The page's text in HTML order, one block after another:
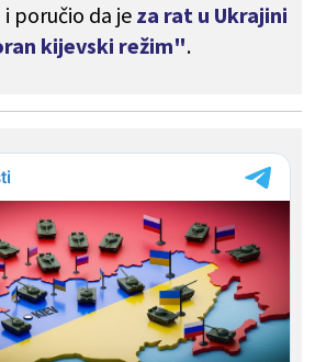
poručio da jeza rat u Ukrajini
kijevski režim".